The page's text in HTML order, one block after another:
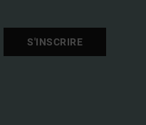
S'INSCRIRE